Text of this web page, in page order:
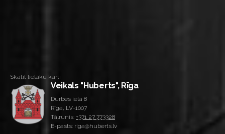
Skatīt lielāku karti
Veikals "Huberts", Rīga
Durbes iela 8
Rīga, LV-1007
Tālrunis: +371 27 773328
E-pasts: riga@huberts.lv